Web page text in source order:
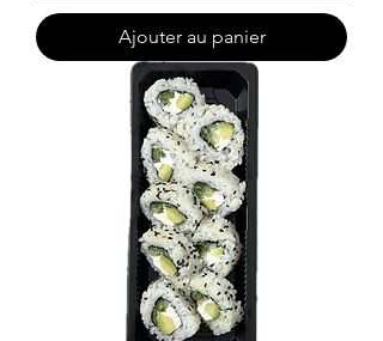
Ajouter au panier